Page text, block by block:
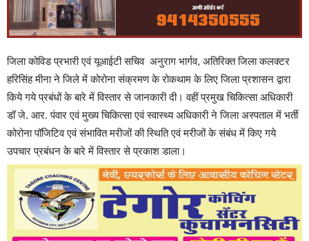
जिला कोविड प्रभारी एवं यूआईटी सचिव अनुराग भार्गव, अतिरिक्त जिला कलक्टर
हरिसिंह मीना ने जिले में कोरोना संक्रमण के रोकथाम के लिए जिला प्रशासन द्वारा
किये गये प्रबंधों के बारे में विस्तार से जानकारी दी। वहीं प्रमुख चिकित्सा अधिकारी
डॉ जे. आर. पंवार एवं मुख्य चिकित्सा एवं स्वास्थ्य अधिकारी ने जिला अस्पताल में भर्ती
कोरोना पॉजिटिव एवं संभावित मरीजों की स्थिति एवं मरीजों के संबंध में किए गये
उपचार प्रबंधन के बारे में विस्तार से प्रकाश डाला।